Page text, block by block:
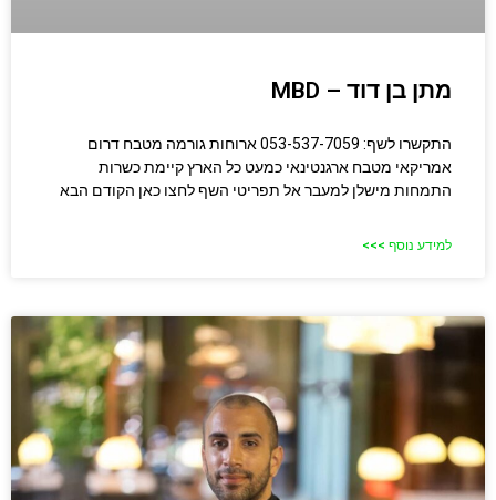
מתן בן דוד – MBD
התקשרו לשף: 053-537-7059 ארוחות גורמה מטבח דרום
אמריקאי מטבח ארגנטינאי כמעט כל הארץ קיימת כשרות
התמחות מישלן למעבר אל תפריטי השף לחצו כאן הקודם הבא
למידע נוסף >>>